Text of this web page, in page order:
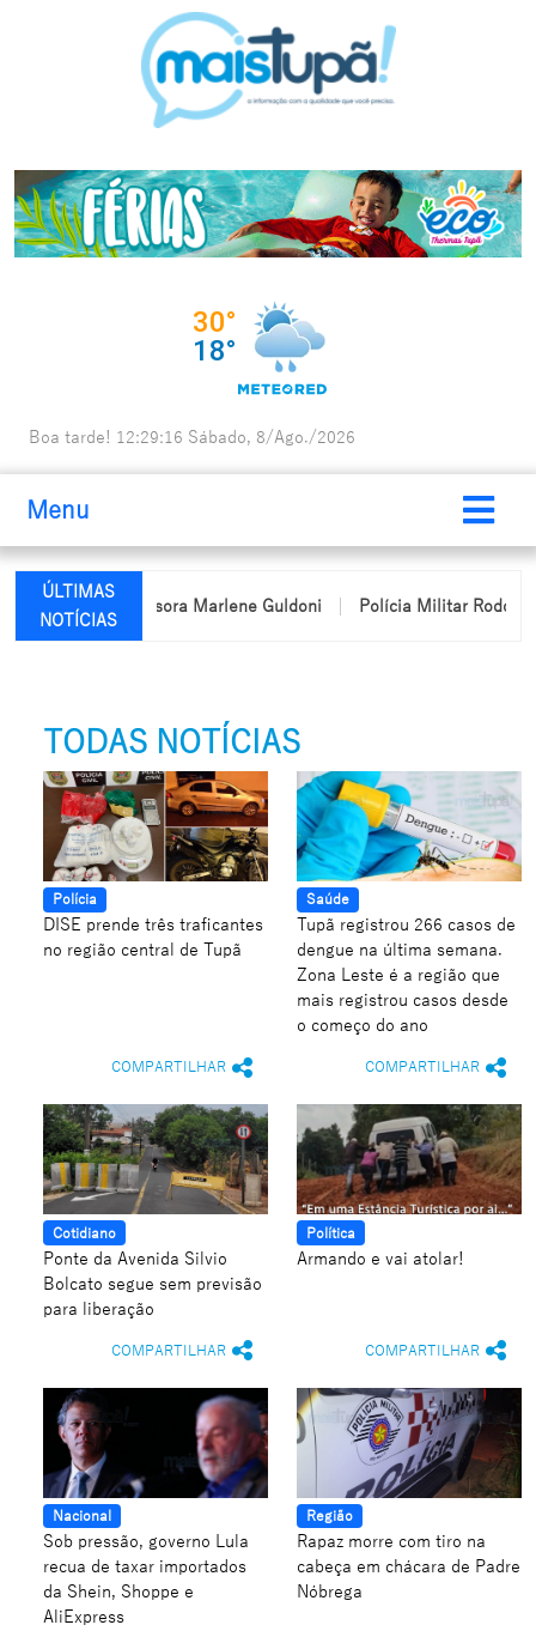
Boa tarde! 12:29:17 Sábado, 8/Ago./2026
Menu
ÚLTIMAS
NOTÍCIAS
da professora Marlene Guldoni Polícia Militar Rodoviária
TODAS NOTÍCIAS
Polícia
DISE prende três traficantes
no região central de Tupã
COMPARTILHAR
Saúde
Tupã registrou 266 casos de
dengue na última semana.
Zona Leste é a região que
mais registrou casos desde
o começo do ano
COMPARTILHAR
Cotidiano
Ponte da Avenida Silvio
Bolcato segue sem previsão
para liberação
COMPARTILHAR
Política
Armando e vai atolar!
COMPARTILHAR
Nacional
Sob pressão, governo Lula
recua de taxar importados
da Shein, Shoppe e
AliExpress
Região
Rapaz morre com tiro na
cabeça em chácara de Padre
Nóbrega